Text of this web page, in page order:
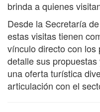
brinda a quienes
Desde la Secretaría
estas visitas tienen
vínculo directo con los
detalle sus
una oferta turística
articulación con el